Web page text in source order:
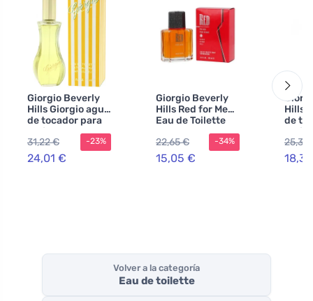
Giorgio Beverly
Hills Giorgio agua
de tocador para
mujer 90 ml
31,22 €
24,01 €
-23%
Giorgio Beverly
Hills Red for Men
Eau de Toilette
para hombre
22,65 €
15,05 €
-34%
Hills
de
25,31
Volver a la categoría
Eau de toilette